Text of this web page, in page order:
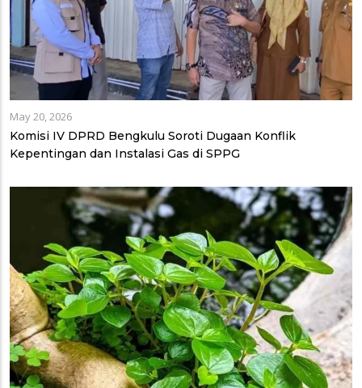
May 20, 2026
Komisi IV DPRD Bengkulu Soroti Dugaan Konflik
Kepentingan dan Instalasi Gas di SPPG